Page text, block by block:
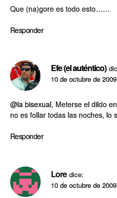
Que (na)gore es todo esto……
Responder
Efe (el auténtico)
10 de octubre de
@la bisexual, Meterse el dildo
no es follar todas las noches, lo
Responder
Lore dice:
10 de octubre de